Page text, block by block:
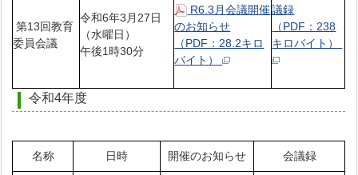
第13回教育
委員会議
令和6年3月27日
（水曜日）
午後1時30分
R6.3月会議開催
のお知らせ
（PDF：28.2キロ
バイト）
議録
（PDF：238
キロバイト）
令和4年度
名称 日時 開催のお知らせ 会議録